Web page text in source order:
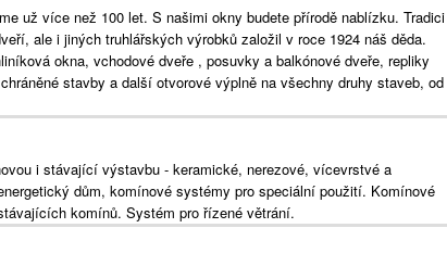
už více než 100 let. S našimi okny budete přírodě nablízku. Tradici
ale i jiných truhlářských výrobků založil v roce 1924 náš děda.
okna, vchodové dveře , posuvky a balkónové dveře, repliky
stavby a další otvorové výplně na všechny druhy staveb, od
i stávající výstavbu - keramické, nerezové, vícevrstvé a
dům, komínové systémy pro speciální použití. Komínové
komínů. Systém pro řízené větrání.